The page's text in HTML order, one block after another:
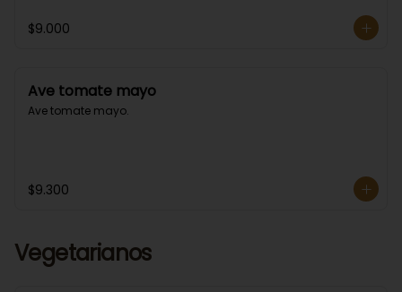
$9.000
Ave tomate mayo
Ave tomate mayo.
$9.300
Vegetarianos